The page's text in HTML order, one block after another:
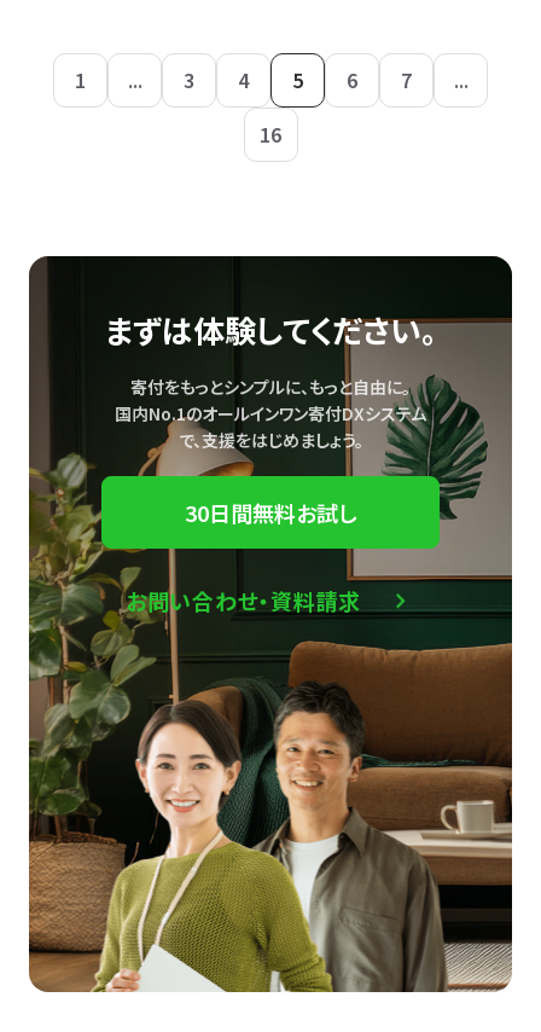
1 ... 3 4 5 6 7
...
16
まずは体験してください。
寄付をもっとシンプルに、もっと自由に。
国内No.1のオールインワン寄付DXシステム
で、支援をはじめましょう。
30日間無料お試し
お問い合わせ・資料請求